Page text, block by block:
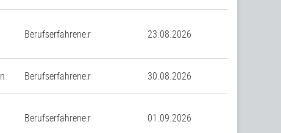
Berufserfahrene:r 23.08.2026
Berufserfahrene:r 30.08.2026
Berufserfahrene:r 01.09.2026